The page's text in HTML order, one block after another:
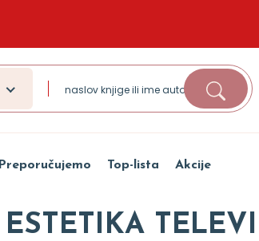
Preporučujemo Top-lista Akcije
ESTETIKA